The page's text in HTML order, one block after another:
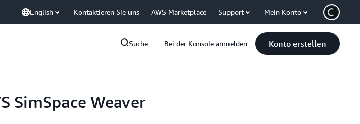
English Kontaktieren Sie uns AWS Marketplace Support Mein Konto
Suche Bei der Konsole anmelden Konto erstellen
SimSpace Weaver